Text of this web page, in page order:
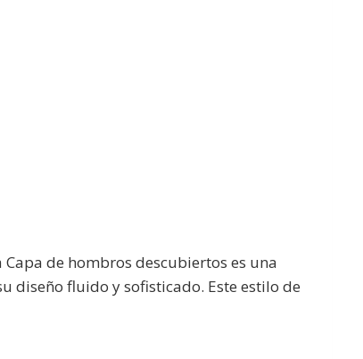
de hombros descubiertos es una
diseño fluido y sofisticado. Este estilo de